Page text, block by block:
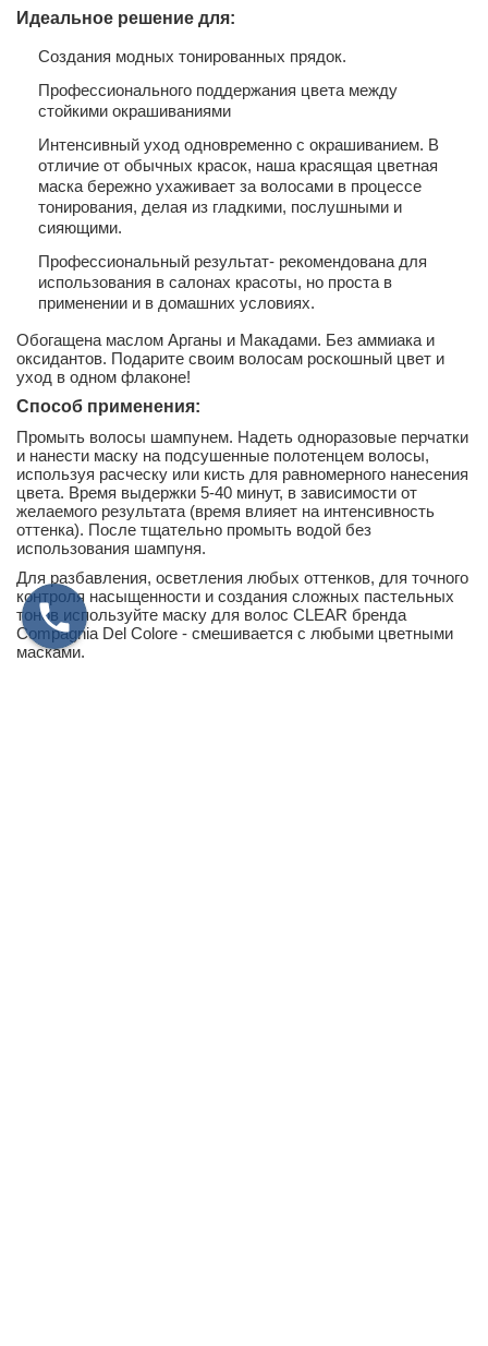
Идеальное решение для:
Создания модных тонированных прядок.
Профессионального поддержания цвета между
стойкими окрашиваниями
Интенсивный уход одновременно с окрашиванием. В
отличие от обычных красок, наша красящая цветная
маска бережно ухаживает за волосами в процессе
тонирования, делая из гладкими, послушными и
сияющими.
Профессиональный результат- рекомендована для
использования в салонах красоты, но проста в
применении и в домашних условиях.
Обогащена маслом Арганы и Макадами. Без аммиака и
оксидантов. Подарите своим волосам роскошный цвет и
уход в одном флаконе!
Способ применения:
Промыть волосы шампунем. Надеть одноразовые перчатки
и нанести маску на подсушенные полотенцем волосы,
используя расческу или кисть для равномерного нанесения
цвета. Время выдержки 5-40 минут, в зависимости от
желаемого результата (время влияет на интенсивность
оттенка). После тщательно промыть водой без
использования шампуня.
Для разбавления, осветления любых оттенков, для точного
контроля насыщенности и создания сложных пастельных
тонов используйте маску для волос CLEAR бренда
Compagnia Del Colore - смешивается с любыми цветными
масками.